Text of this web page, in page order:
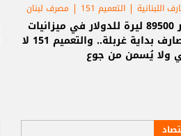
اللبنانية التعميم 151 مصرف لبنان
سعر 89500 ليرة للدولار في ميزانيات
المصارف بداية غربلة.. والتعميم 151 لا
ولا يُسمن من جوع